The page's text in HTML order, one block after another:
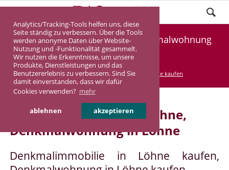
Analytics/Tracking-Tools helfen uns, diese
Seite ständig zu verbessern. Über die Tools
werden anonyme Daten über Website-
Nutzung und -Funktionalität gesammelt.
Wir nutzen die Erkenntnisse, um unsere
Produkte, Dienstleistungen und das
Benutzererlebnis zu verbessern. Sind Sie
damit einverstanden, dass wir dafür
Cookies verwenden? mehr
ablehnen akzeptieren
Denkmalimmobilie Löhne, Denkmalwohnung
Löhne
DASINVEST Service Denkmalimmobilie kaufen
Denkmalimmobilie in Löhne,
Denkmalwohnung in Löhne
Denkmalimmobilie in Löhne kaufen,